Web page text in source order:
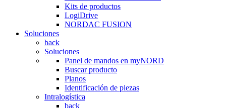
Kits de productos
LogiDrive
NORDAC FUSION
Soluciones
back
Soluciones
Panel de mandos en myNORD
Buscar producto
Planos
Identificación de piezas
Intralogística
back